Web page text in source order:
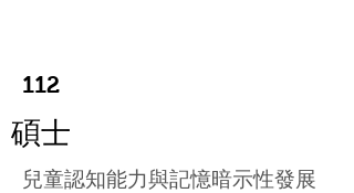
112
碩士
兒童認知能力與記憶暗示性發展